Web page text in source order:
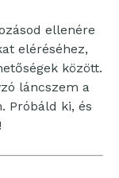
ellenére
eléréséhez,
között.
láncszem a
Próbáld ki, és